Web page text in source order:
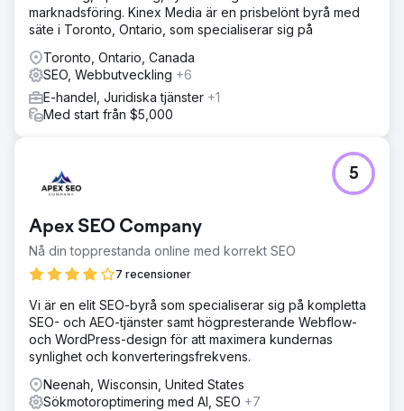
marknadsföring. Kinex Media är en prisbelönt byrå med
säte i Toronto, Ontario, som specialiserar sig på
Toronto, Ontario, Canada
SEO, Webbutveckling +6
E-handel, Juridiska tjänster +1
Med start från $5,000
Apex SEO Company
Nå din topprestanda online med korrekt SEO
7 recensioner
5
Vi är en elit SEO-byrå som specialiserar sig på kompletta
SEO- och AEO-tjänster samt högpresterande Webflow-
och WordPress-design för att maximera kundernas
synlighet och konverteringsfrekvens.
Neenah, Wisconsin, United States
Sökmotoroptimering med AI, SEO +7